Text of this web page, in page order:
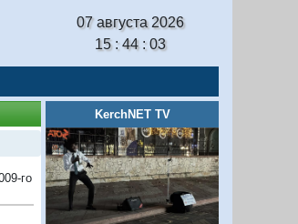
07 августа 2026
15 : 44 : 04
го
KerchNET TV